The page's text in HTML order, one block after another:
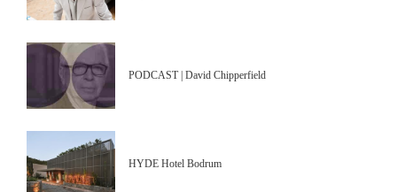
PODCAST | David Chipperfield
HYDE Hotel Bodrum